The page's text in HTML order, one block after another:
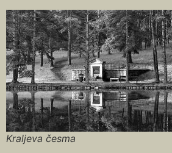
Kraljeva česma